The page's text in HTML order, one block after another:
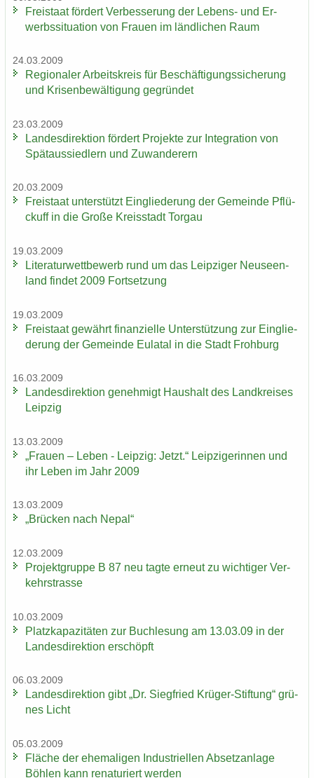
Frei­staat för­dert Ver­bes­se­rung der Lebens-​ und Er­
werbs­si­tua­ti­on von Frau­en im länd­li­chen Raum
24.03.2009
Re­gio­na­ler Ar­beits­kreis für Be­schäf­ti­gungs­si­che­rung
und Kri­sen­be­wäl­ti­gung ge­grün­det
23.03.2009
Lan­des­di­rek­ti­on för­dert Pro­jek­te zur In­te­gra­ti­on von
Spät­aus­sied­lern und Zu­wan­de­rern
20.03.2009
Frei­staat un­ter­stützt Ein­glie­de­rung der Ge­mein­de Pflü­
ckuff in die Große Kreis­stadt Tor­gau
19.03.2009
Li­te­ra­tur­wett­be­werb rund um das Leip­zi­ger Neu­seen­
land fin­det 2009 Fort­set­zung
19.03.2009
Frei­staat ge­währt fi­nan­zi­el­le Un­ter­stüt­zung zur Ein­glie­
de­rung der Ge­mein­de Eu­la­tal in die Stadt Froh­burg
16.03.2009
Lan­des­di­rek­ti­on ge­neh­migt Haus­halt des Land­krei­ses
Leip­zig
13.03.2009
„Frau­en – Leben - Leip­zig: Jetzt.“ Leip­zi­ge­rin­nen und
ihr Leben im Jahr 2009
13.03.2009
„Brü­cken nach Nepal“
12.03.2009
Pro­jekt­grup­pe B 87 neu tagte er­neut zu wich­ti­ger Ver­
kehrs­tras­se
10.03.2009
Platz­ka­pa­zi­tä­ten zur Buch­le­sung am 13.03.09 in der
Lan­des­di­rek­ti­on er­schöpft
06.03.2009
Lan­des­di­rek­ti­on gibt „Dr. Sieg­fried Krüger-​Stiftung“ grü­
nes Licht
05.03.2009
Flä­che der ehe­ma­li­gen In­dus­tri­el­len Ab­setz­an­la­ge
Böh­len kann re­na­tu­riert wer­den